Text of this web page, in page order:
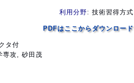
利用分野: 技術習得方式
PDFはここからダウンロード
タ付
専攻, 砂田茂